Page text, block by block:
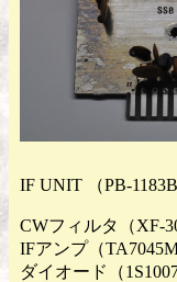
IF UNIT （PB-
CWフィルタ（XF-
IFアンプ（
ダイオード（1S1007